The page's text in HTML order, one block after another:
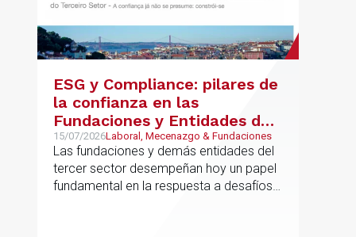
ESG y Compliance: pilares de
la confianza en las
Fundaciones y Entidades del
Tercer Sector – La confianza
ya no se presume, se
construye
15/07/2026Laboral, Mecenazgo & Fundaciones
Las fundaciones y demás entidades del
tercer sector desempeñan hoy un papel
fundamental en la respuesta a desafíos